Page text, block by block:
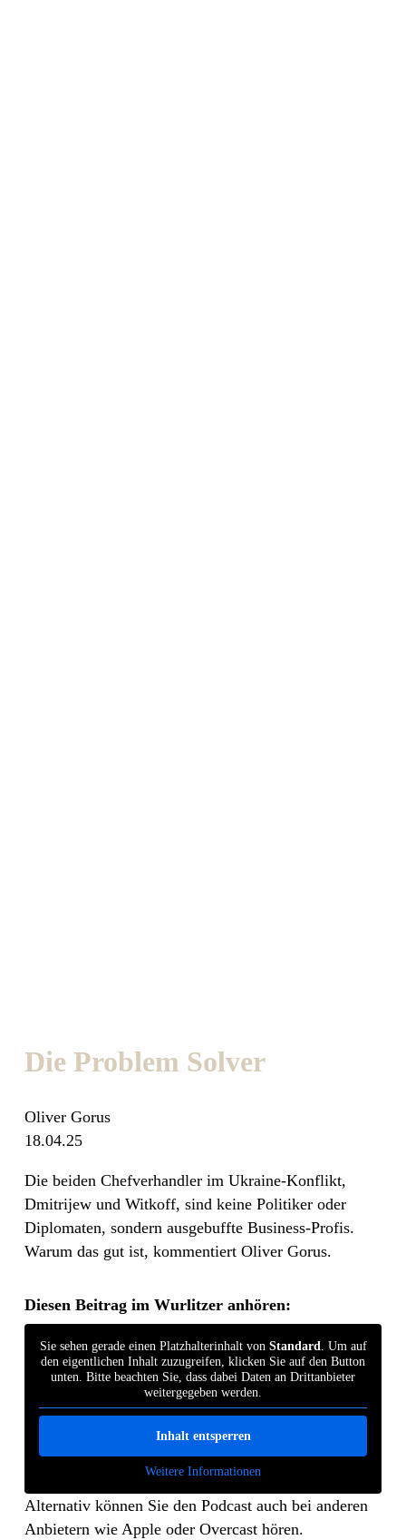
Die Problem Solver
Oliver Gorus
18.04.25
Die beiden Chefverhandler im Ukraine-Konflikt,
Dmitrijew und Witkoff, sind keine Politiker oder
Diplomaten, sondern ausgebuffte Business-Profis.
Warum das gut ist, kommentiert Oliver Gorus.
Diesen Beitrag im Wurlitzer anhören:
Sie sehen gerade einen Platzhalterinhalt von Standard. Um auf
den eigentlichen Inhalt zuzugreifen, klicken Sie auf den Button
unten. Bitte beachten Sie, dass dabei Daten an Drittanbieter
weitergegeben werden.
Inhalt entsperren
Weitere Informationen
Alternativ können Sie den Podcast auch bei anderen
Anbietern wie Apple oder Overcast hören.